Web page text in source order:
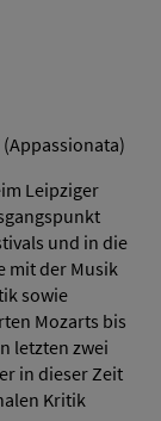
Leipziger
und in die
mit der Musik
sowie
Mozarts bis
letzten zwei
in dieser Zeit
Kritik